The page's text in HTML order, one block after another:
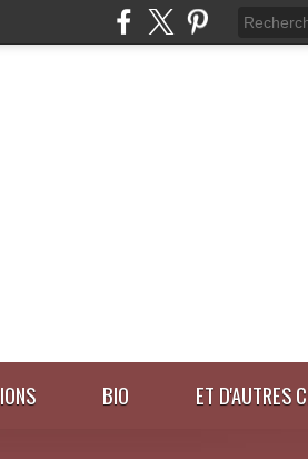
BIO ET D'AUTRES